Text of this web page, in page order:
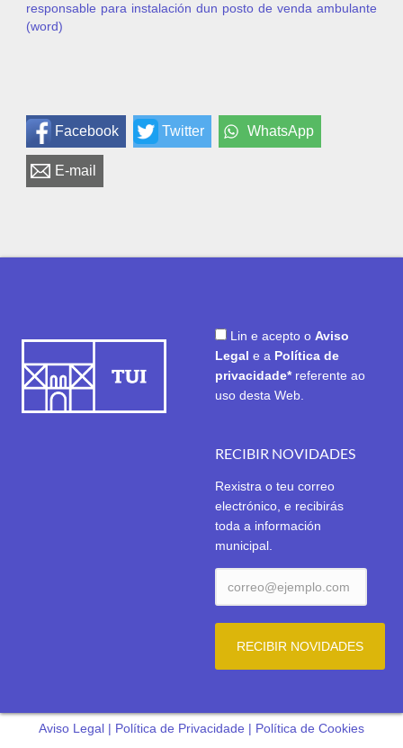
responsable para instalación dun posto de venda ambulante
(word)
Facebook Twitter WhatsApp
E-mail
Lin e acepto o Aviso
Legal e a Política de
privacidade* referente ao
uso desta Web.
RECIBIR NOVIDADES
Rexistra o teu correo
electrónico, e recibirás
toda a información
municipal.
Aviso Legal | Política de Privacidade | Política de Cookies